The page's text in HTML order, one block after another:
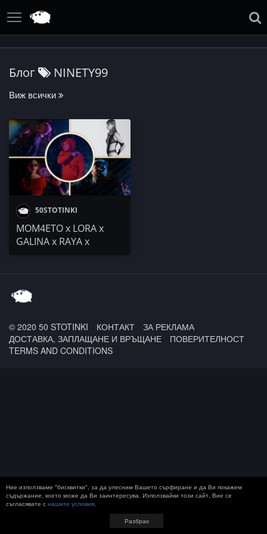
Блог NINETY99
Виж всички
50STOTINKI
MOM4ETO x LORA x
GALINA x RAYA x
© 2020 50 STOTINKI КОНТАКТ
ЗА РЕКЛАМА
ДОСТАВКА, ЗАПЛАЩАНЕ И ВРЪЩАНЕ
ПОВЕРИТЕЛНОСТ
TERMS AND CONDITIONS
Ние използваме "бисквитки", за да улесним Вашето сърфиране и да Ви покажем
съдържание, което може да Ви заинтересува. Използвайки този сайт, Вие се
съгласявате с нашите условия.
Разбрах